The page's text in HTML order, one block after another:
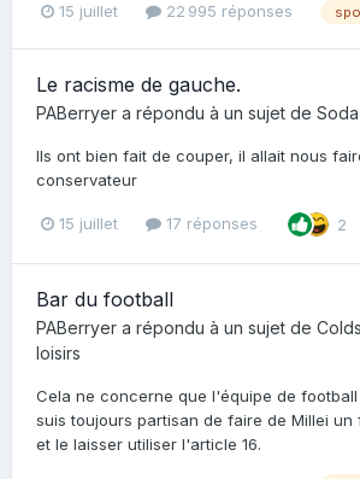
15 juillet 22 995 réponses
Le racisme de gauche.
PABerryer a répondu à un sujet de Soda
Ils ont bien fait de couper, il allait nous
conservateur
15 juillet 17 réponses 2
Bar du football
PABerryer a répondu à un sujet de
loisirs
Cela ne concerne que l'équipe de
suis toujours partisan de faire de Millei
et le laisser utiliser l'article 16.